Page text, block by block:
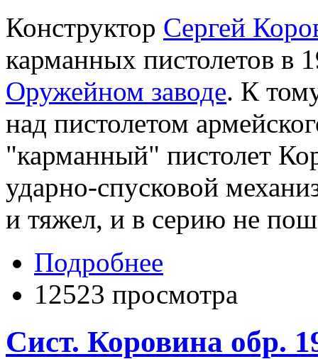
Конструктор Сергей
карманных пистолетов в
Оружейном заводе. К
над пистолетом
"карманный" пистолет
ударно-спусковой
и тяжел, и в серию не
Подробнее
12523 просмотра
Сист. Коровина обр.